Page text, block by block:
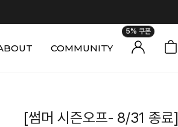
COMMUNITY
5% 쿠폰
[썸머 시즌오프- 8/31 종료]